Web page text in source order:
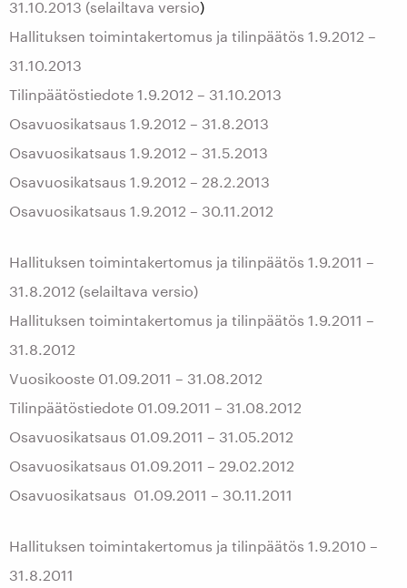
31.10.2013 (selailtava versio)
Hallituksen toimintakertomus ja tilinpäätös 1.9.2012 –
31.10.2013
Tilinpäätöstiedote 1.9.2012 – 31.10.2013
Osavuosikatsaus 1.9.2012 – 31.8.2013
Osavuosikatsaus 1.9.2012 – 31.5.2013
Osavuosikatsaus 1.9.2012 – 28.2.2013
Osavuosikatsaus 1.9.2012 – 30.11.2012
Hallituksen toimintakertomus ja tilinpäätös 1.9.2011 –
31.8.2012 (selailtava versio)
Hallituksen toimintakertomus ja tilinpäätös 1.9.2011 –
31.8.2012
Vuosikooste 01.09.2011 – 31.08.2012
Tilinpäätöstiedote 01.09.2011 – 31.08.2012
Osavuosikatsaus 01.09.2011 – 31.05.2012
Osavuosikatsaus 01.09.2011 – 29.02.2012
Osavuosikatsaus 01.09.2011 – 30.11.2011
Hallituksen toimintakertomus ja tilinpäätös 1.9.2010 –
31.8.2011